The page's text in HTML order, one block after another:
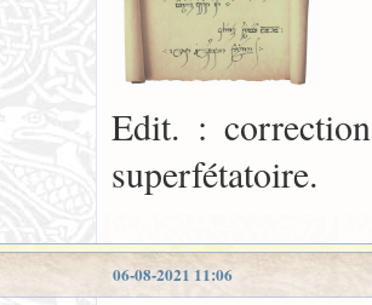
Edit. :
superfétatoire.
06-08-2021 11:06